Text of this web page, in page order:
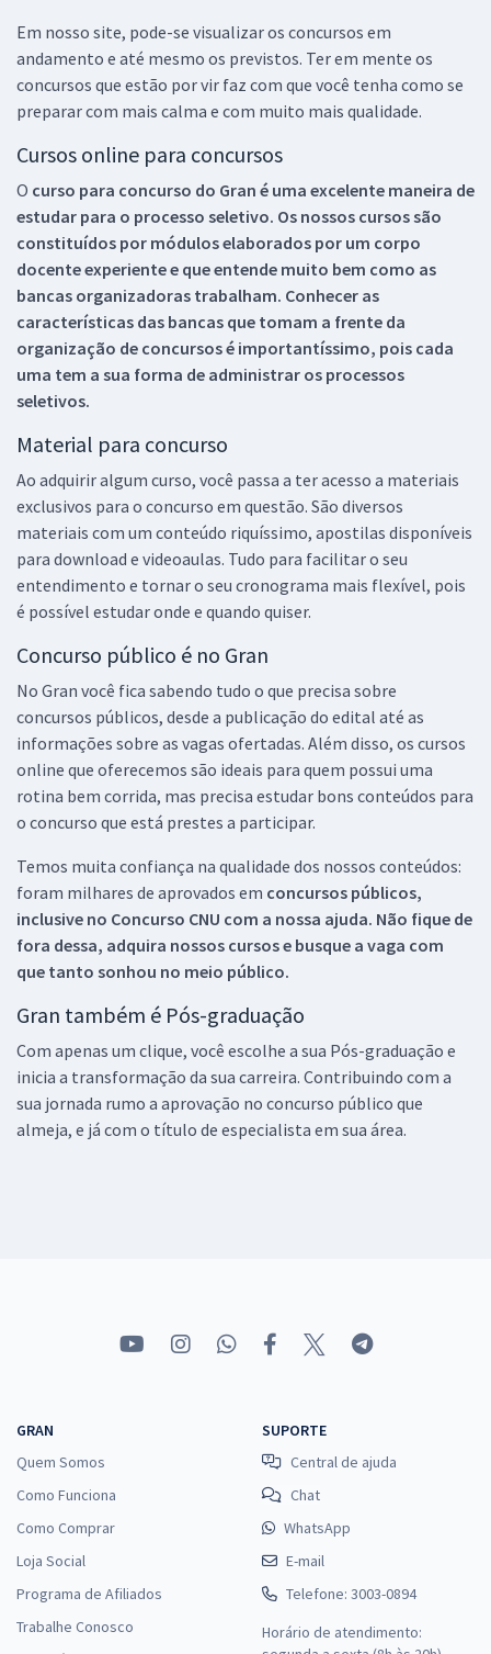
Em nosso site, pode-se visualizar os concursos em
andamento e até mesmo os previstos. Ter em mente os
concursos que estão por vir faz com que você tenha como se
preparar com mais calma e com muito mais qualidade.
Cursos online para concursos
O curso para concurso do Gran é uma excelente maneira de
estudar para o processo seletivo. Os nossos cursos são
constituídos por módulos elaborados por um corpo
docente experiente e que entende muito bem como as
bancas organizadoras trabalham. Conhecer as
características das bancas que tomam a frente da
organização de concursos é importantíssimo, pois cada
uma tem a sua forma de administrar os processos
seletivos.
Material para concurso
Ao adquirir algum curso, você passa a ter acesso a materiais
exclusivos para o concurso em questão. São diversos
materiais com um conteúdo riquíssimo, apostilas disponíveis
para download e videoaulas. Tudo para facilitar o seu
entendimento e tornar o seu cronograma mais flexível, pois
é possível estudar onde e quando quiser.
Concurso público é no Gran
No Gran você fica sabendo tudo o que precisa sobre
concursos públicos, desde a publicação do edital até as
informações sobre as vagas ofertadas. Além disso, os cursos
online que oferecemos são ideais para quem possui uma
rotina bem corrida, mas precisa estudar bons conteúdos para
o concurso que está prestes a participar.
Temos muita confiança na qualidade dos nossos conteúdos:
foram milhares de aprovados em concursos públicos,
inclusive no Concurso CNU com a nossa ajuda. Não fique de
fora dessa, adquira nossos cursos e busque a vaga com
que tanto sonhou no meio público.
Gran também é Pós-graduação
Com apenas um clique, você escolhe a sua Pós-graduação e
inicia a transformação da sua carreira. Contribuindo com a
sua jornada rumo a aprovação no concurso público que
almeja, e já com o título de especialista em sua área.
GRAN
Quem Somos
Como Funciona
Como Comprar
Loja Social
Programa de Afiliados
Trabalhe Conosco
SUPORTE
Central de ajuda
Chat
WhatsApp
E-mail
Telefone: 3003-0894
Horário de atendimento: